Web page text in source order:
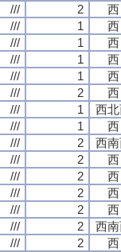
/// 2 西
/// 1 西
/// 1 西
/// 1 西
/// 1 西
/// 2 西
/// 1 西
/// 1 西
/// 2 西
/// 2 西
/// 2 西
/// 2 西
/// 2 西
/// 2 西
/// 2 西